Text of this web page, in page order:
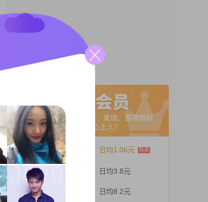
日均1.06元
日均3.8元
日均8.2元